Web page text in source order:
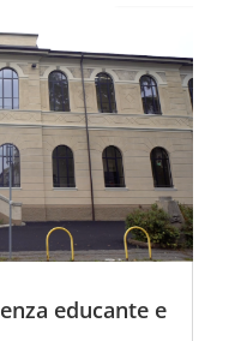
educante e